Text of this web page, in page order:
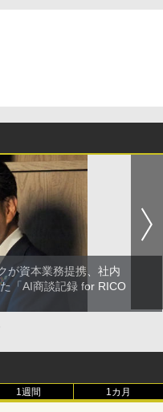
が資本業務提携、社内
「AI商談記録 for RICO
1週間 1カ月